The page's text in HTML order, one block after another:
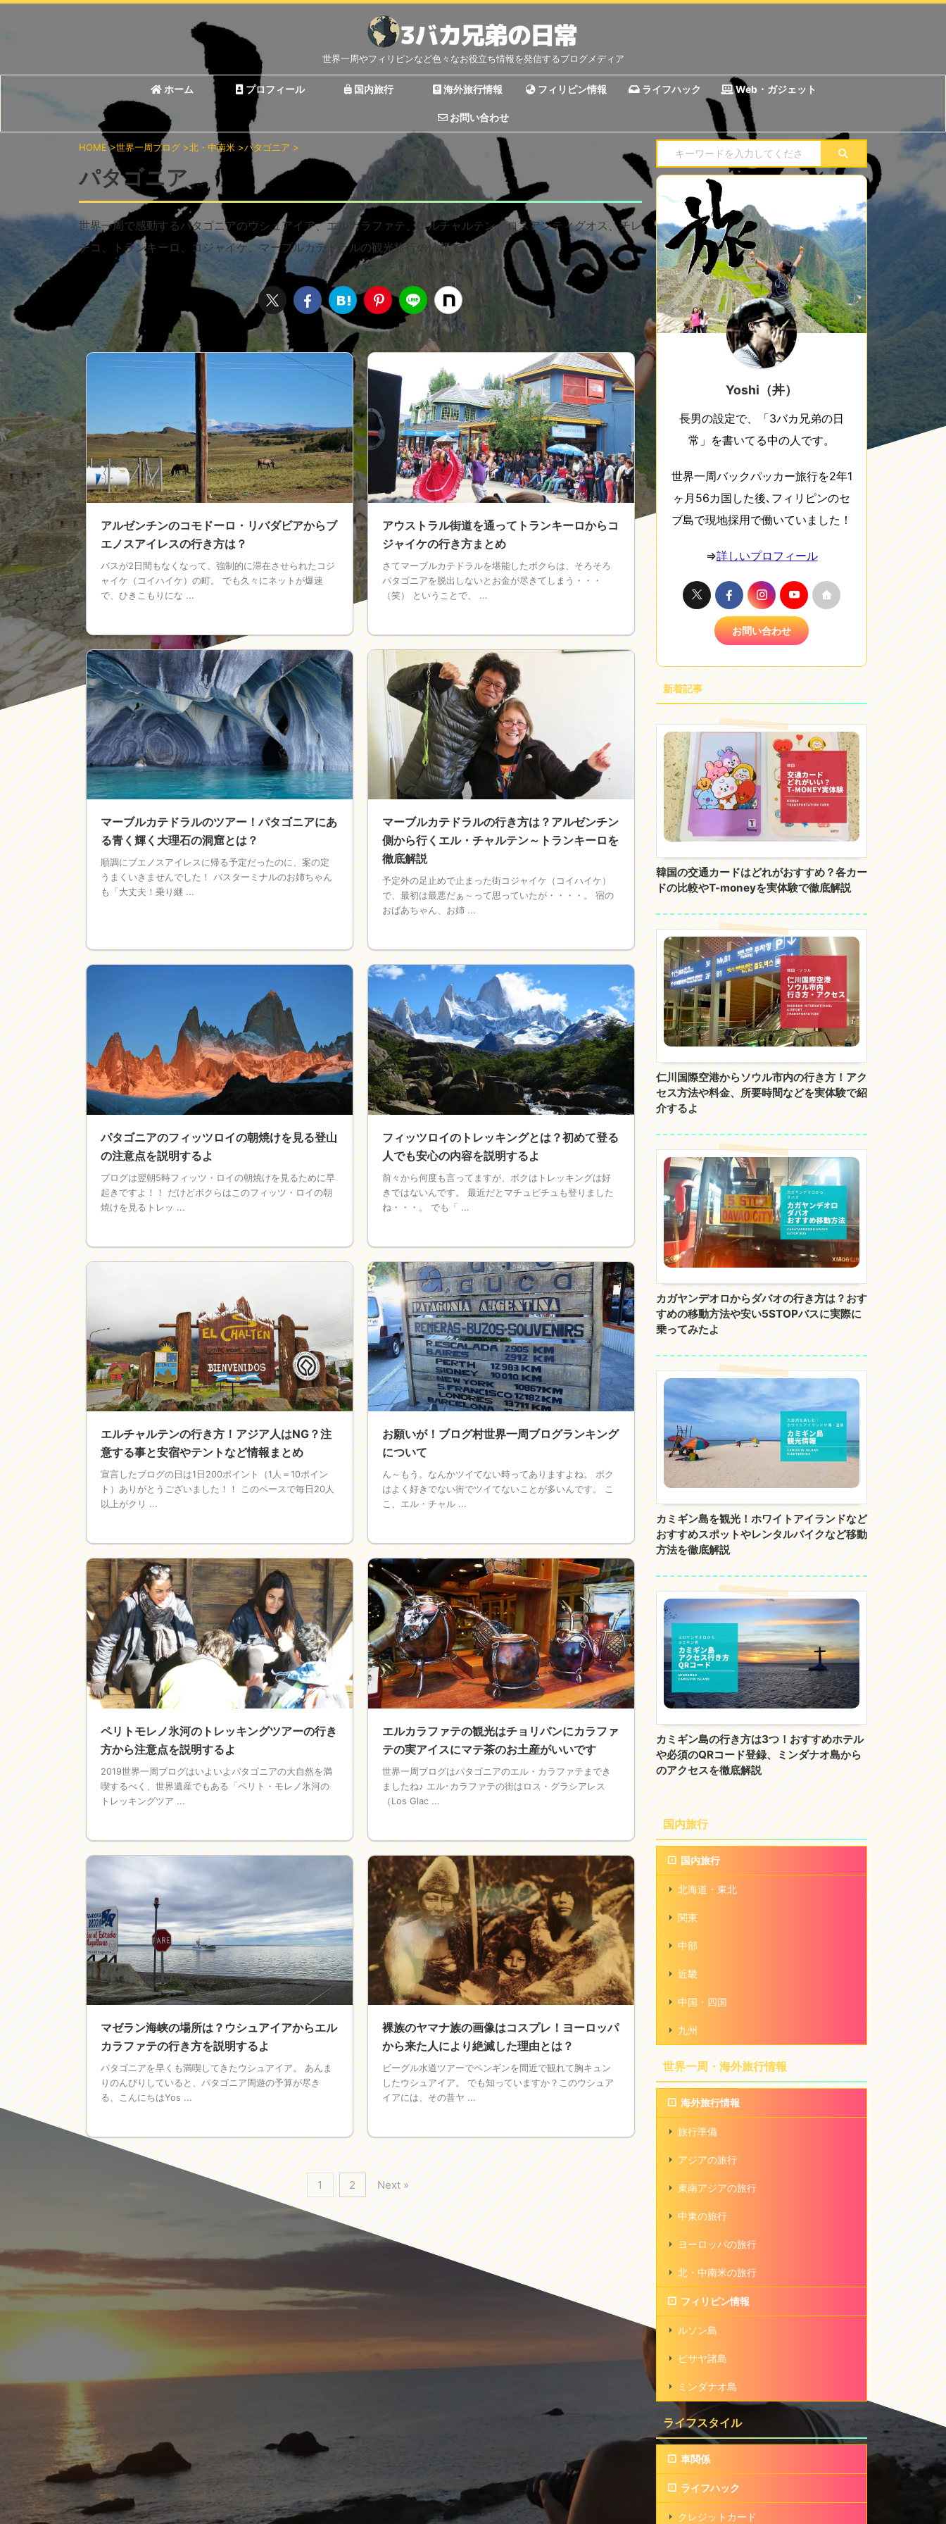
世界一周やフィリピンなど色々なお役立ち情報を発信するブログメディア
ホーム プロフィール 国内旅行 海外旅行情報 フィリピン情報 ライフハック Web・ガジェット
お問い合わせ
HOME>世界一周ブログ >北・中南米 >パタゴニア >
パタゴニア
世界一周で感動するパタゴニアのウシュアイア、エルカラファテ、エルチャルテン、ロスアンティグオス、チレ
チコ、トランキーロ、コジャイケ、マーブルカテドラルの観光旅行の情報です。
アルゼンチンのコモドーロ・リバダビアからブ
エノスアイレスの行き方は？
バスが2日間もなくなって、強制的に滞在させられたコジ
ャイケ（コイハイケ）の町。 でも久々にネットが爆速
で、ひきこもりにな ...
アウストラル街道を通ってトランキーロからコ
ジャイケの行き方まとめ
さてマーブルカテドラルを堪能したボクらは、そろそろ
パタゴニアを脱出しないとお金が尽きてしまう・・・
（笑） ということで、 ...
マーブルカテドラルのツアー！パタゴニアにあ
る青く輝く大理石の洞窟とは？
順調にブエノスアイレスに帰る予定だったのに、案の定
うまくいきませんでした！ バスターミナルのお姉ちゃん
も「大丈夫！乗り継 ...
マーブルカテドラルの行き方は？アルゼンチン
側から行くエル・チャルテン～トランキーロを
徹底解説
予定外の足止めで止まった街コジャイケ（コイハイケ）
で、最初は最悪だぁ～って思っていたが・・・・。 宿の
おばあちゃん、お姉 ...
パタゴニアのフィッツロイの朝焼けを見る登山
の注意点を説明するよ
ブログは翌朝5時フィッツ・ロイの朝焼けを見るために早
起きですよ！！ だけどボクらはこのフィッツ・ロイの朝
焼けを見るトレッ ...
フィッツロイのトレッキングとは？初めて登る
人でも安心の内容を説明するよ
前々から何度も言ってますが、ボクはトレッキングは好
きではないんです。 最近だとマチュピチュも登りました
ね・・・。 でも「 ...
エルチャルテンの行き方！アジア人はNG？注
意する事と安宿やテントなど情報まとめ
宣言したブログの日は1日200ポイント（1人＝10ポイン
ト）ありがとうございました！！ このペースで毎日20人
以上がクリ ...
お願いが！ブログ村世界一周ブログランキング
について
ん～もう。なんかツイてない時ってありますよね。 ボク
はよく好きでない街でツイてないことが多いんです。 こ
こ、エル・チャル ...
ペリトモレノ氷河のトレッキングツアーの行き
方から注意点を説明するよ
2019世界一周ブログはいよいよパタゴニアの大自然を満
喫するべく、世界遺産でもある「ペリト・モレノ氷河の
トレッキングツア ...
エルカラファテの観光はチョリパンにカラファ
テの実アイスにマテ茶のお土産がいいです
世界一周ブログはパタゴニアのエル・カラファテまでき
ましたね♪ エル･カラファテの街はロス・グラシアレス
（Los Glac ...
マゼラン海峡の場所は？ウシュアイアからエル
カラファテの行き方を説明するよ
パタゴニアを早くも満喫してきたウシュアイア。 あんま
りのんびりしていると、パタゴニア周遊の予算が尽き
る、こんにちはYos ...
裸族のヤマナ族の画像はコスプレ！ヨーロッパ
から来た人により絶滅した理由とは？
ビーグル水道ツアーでペンギンを間近で観れて胸キュン
したウシュアイア。 でも知っていますか？このウシュア
イアには、その昔ヤ ...
1 2 Next »
Yoshi（丼）
長男の設定で、「3バカ兄弟の日
常」を書いてる中の人です。
世界一周バックパッカー旅行を2年1
ヶ月56カ国した後､フィリピンのセ
ブ島で現地採用で働いていました！
⇒詳しいプロフィール
お問い合わせ
新着記事
韓国の交通カードはどれがおすすめ？各カー
ドの比較やT-moneyを実体験で徹底解説
仁川国際空港からソウル市内の行き方！アク
セス方法や料金、所要時間などを実体験で紹
介するよ
カガヤンデオロからダバオの行き方は？おす
すめの移動方法や安い5STOPバスに実際に
乗ってみたよ
カミギン島を観光！ホワイトアイランドなど
おすすめスポットやレンタルバイクなど移動
方法を徹底解説
カミギン島の行き方は3つ！おすすめホテル
や必須のQRコード登録、ミンダナオ島から
のアクセスを徹底解説
国内旅行
国内旅行
北海道・東北
関東
中部
近畿
中国・四国
九州
世界一周・海外旅行情報
海外旅行情報
旅行準備
アジアの旅行
東南アジアの旅行
中東の旅行
ヨーロッパの旅行
北・中南米の旅行
フィリピン情報
ルソン島
ビサヤ諸島
ミンダナオ島
ライフスタイル
車関係
ライフハック
クレジットカード